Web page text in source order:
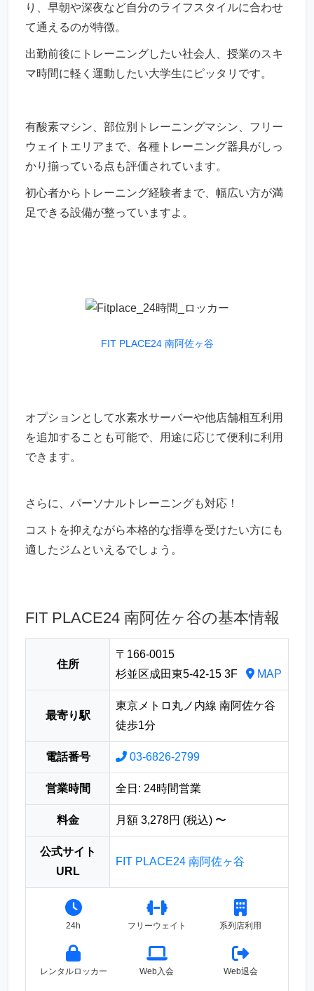
り、早朝や深夜など自分のライフスタイルに合わせ
て通えるのが特徴。
出勤前後にトレーニングしたい社会人、授業のスキ
マ時間に軽く運動したい大学生にピッタリです。
有酸素マシン、部位別トレーニングマシン、フリー
ウェイトエリアまで、各種トレーニング器具がしっ
かり揃っている点も評価されています。
初心者からトレーニング経験者まで、幅広い方が満
足できる設備が整っていますよ。
FIT PLACE24 南阿佐ヶ谷
オプションとして水素水サーバーや他店舗相互利用
を追加することも可能で、用途に応じて便利に利用
できます。
さらに、パーソナルトレーニングも対応！
コストを抑えながら本格的な指導を受けたい方にも
適したジムといえるでしょう。
FIT PLACE24 南阿佐ヶ谷の基本情報
住所
〒166-0015
杉並区成田東5-42-15 3F
MAP
最寄り駅
東京メトロ丸ノ内線 南阿佐ケ谷
徒歩1分
電話番号 03-6826-2799
営業時間 全日: 24時間営業
料金 月額 3,278円 (税込) 〜
公式サイト
URL
FIT PLACE24 南阿佐ヶ谷
24h フリーウェイト 系列店利用
レンタルロッカー Web入会 Web退会